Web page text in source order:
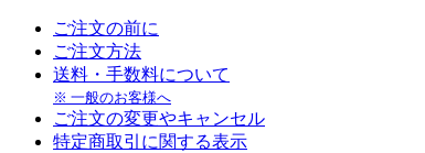
ご注文の前に
ご注文方法
送料・手数料について
※ 一般のお客様へ
ご注文の変更やキャンセル
特定商取引に関する表示